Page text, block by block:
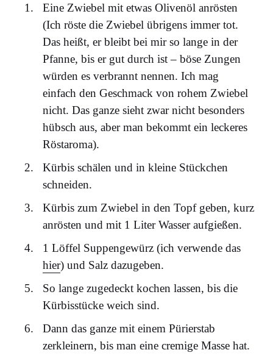
Eine Zwiebel mit etwas Olivenöl anrösten
(Ich röste die Zwiebel übrigens immer tot.
Das heißt, er bleibt bei mir so lange in der
Pfanne, bis er gut durch ist – böse Zungen
würden es verbrannt nennen. Ich mag
einfach den Geschmack von rohem Zwiebel
nicht. Das ganze sieht zwar nicht besonders
hübsch aus, aber man bekommt ein leckeres
Röstaroma).
Kürbis schälen und in kleine Stückchen
schneiden.
Kürbis zum Zwiebel in den Topf geben, kurz
anrösten und mit 1 Liter Wasser aufgießen.
1 Löffel Suppengewürz (ich verwende das
hier) und Salz dazugeben.
So lange zugedeckt kochen lassen, bis die
Kürbisstücke weich sind.
Dann das ganze mit einem Pürierstab
zerkleinern, bis man eine cremige Masse hat.